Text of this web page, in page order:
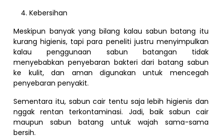
Kebersihan
Meskipun banyak yang bilang kalau sabun batang itu
kurang higienis, tapi para peneliti justru menyimpulkan
kalau penggunaan sabun batangan tidak
menyebabkan penyebaran bakteri dari batang sabun
ke kulit, dan aman digunakan untuk mencegah
penyebaran penyakit.
Sementara itu, sabun cair tentu saja lebih higienis dan
nggak rentan terkontaminasi. Jadi, baik sabun cair
maupun sabun batang untuk wajah sama-sama
bersih.